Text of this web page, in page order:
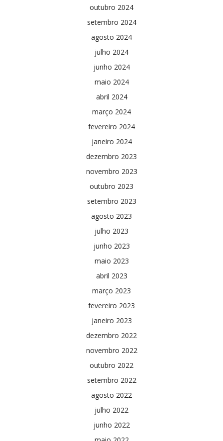
outubro 2024
setembro 2024
agosto 2024
julho 2024
junho 2024
maio 2024
abril 2024
março 2024
fevereiro 2024
janeiro 2024
dezembro 2023
novembro 2023
outubro 2023
setembro 2023
agosto 2023
julho 2023
junho 2023
maio 2023
abril 2023
março 2023
fevereiro 2023
janeiro 2023
dezembro 2022
novembro 2022
outubro 2022
setembro 2022
agosto 2022
julho 2022
junho 2022